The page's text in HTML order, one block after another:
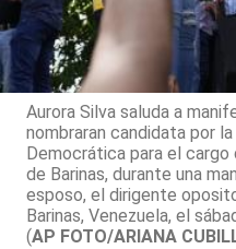
Aurora Silva saluda a
nombraran candidata por
Democrática para el
de Barinas, durante una
esposo, el dirigente
Barinas, Venezuela, el
(AP FOTO/ARIANA